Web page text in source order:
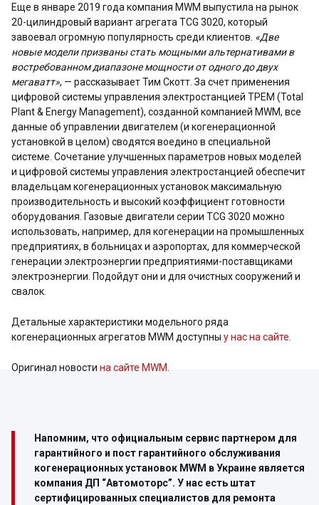
Еще в январе 2019 года компания MWM выпустила на рынок
20-цилиндровый вариант агрегата TCG 3020, который
завоевал огромную популярность среди клиентов. «Две
новые модели призваны стать мощными альтернативами в
востребованном диапазоне мощности от одного до двух
мегаватт», — рассказывает Тим Скотт. За счет применения
цифровой системы управления электростанцией TPEM (Total
Plant & Energy Management), созданной компанией MWM, все
данные об управлении двигателем (и когенерационной
установкой в целом) сводятся воедино в специальной
системе. Сочетание улучшенных параметров новых моделей
и цифровой системы управления электростанцией обеспечит
владельцам когенерационных установок максимальную
производительность и высокий коэффициент готовности
оборудования. Газовые двигатели серии TCG 3020 можно
использовать, например, для когенерации на промышленных
предприятиях, в больницах и аэропортах, для коммерческой
генерации электроэнергии предприятиями-поставщиками
электроэнергии. Подойдут они и для очистных сооружений и
свалок.
Детальные характеристики модельного ряда
когенерационных агрегатов MWM доступны у нас на сайте.
Оригинал новости на сайте MWM
Напомним, что официальным сервис партнером для
гарантийного и пост гарантийного обслуживания
когенерационных установок MWM в Украине является
компания ДП “Автомоторс”. У нас есть штат
сертифицированных специалистов для ремонта